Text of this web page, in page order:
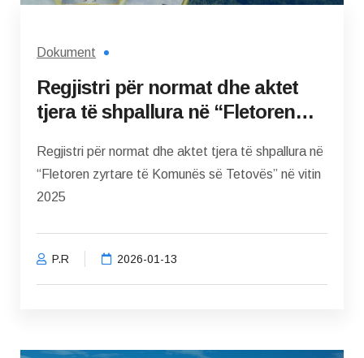
Dokument
Regjistri për normat dhe aktet
tjera të shpallura në “Fletoren
në vitin 2025
Regjistri për normat dhe aktet tjera të shpallura në
“Fletoren zyrtare të Komunës së Tetovës” në vitin
2025
P.R 2026-01-13